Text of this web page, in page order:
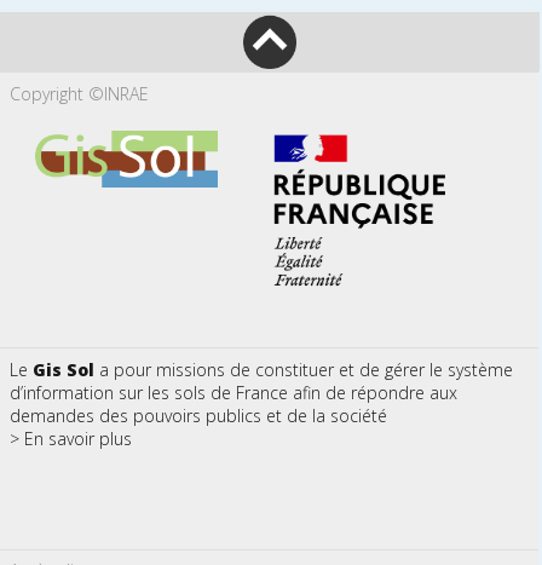
Copyright ©INRAE
Le Gis Sol a pour missions de constituer et de gérer le système
d’information sur les sols de France afin de répondre aux
demandes des pouvoirs publics et de la société
> En savoir plus